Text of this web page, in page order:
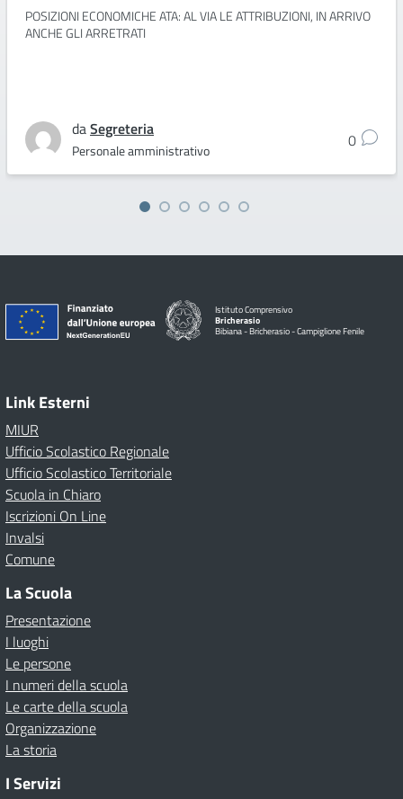
POSIZIONI ECONOMICHE ATA: AL VIA LE ATTRIBUZIONI, IN ARRIVO
ANCHE GLI ARRETRATI
daSegreteria
Personale amministrativo 0
Istituto Comprensivo
Bricherasio
Bibiana - Bricherasio - Campiglione Fenile
Link Esterni
MIUR
Ufficio Scolastico Regionale
Ufficio Scolastico Territoriale
Scuola in Chiaro
Iscrizioni On Line
Invalsi
Comune
La Scuola
Presentazione
I luoghi
Le persone
I numeri della scuola
Le carte della scuola
Organizzazione
La storia
I Servizi